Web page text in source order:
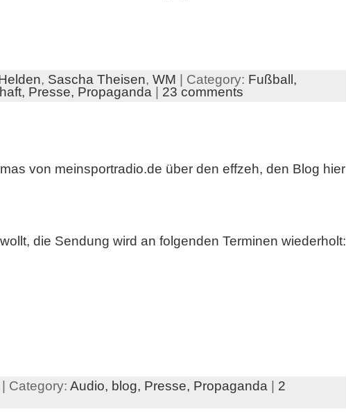
, Sascha Theisen, WM | Category: Fußball,
Presse, Propaganda| 23 comments
von meinsportradio.de über den effzeh, den Blog hier
die Sendung wird an folgenden Terminen wiederholt:
| Category: Audio, blog, Presse, Propaganda
2